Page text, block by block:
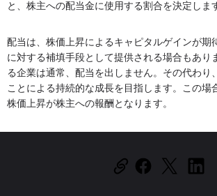
と、株主への配当金に使用する割合を決定しま
配当は、株価上昇によるキャピタルゲインが期
に対する補填手段として提供される場合もあり
る企業は通常、配当を出しません。その代わり
ことによる持続的な成長を目指します。この場
株価上昇が株主への報酬となります。